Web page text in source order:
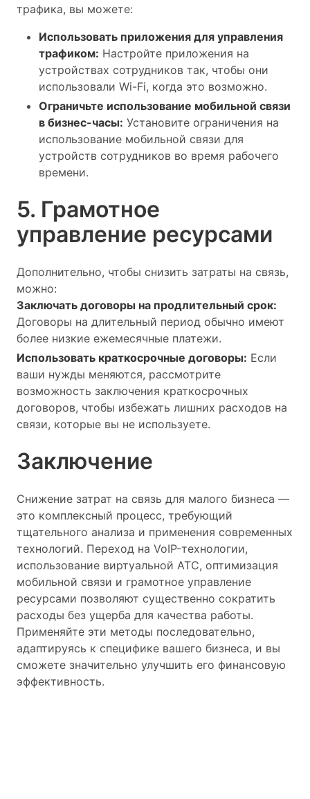
трафика, вы можете:
Использовать приложения для управления
трафиком: Настройте приложения на
устройствах сотрудников так, чтобы они
использовали Wi-Fi, когда это возможно.
Ограничьте использование мобильной связи
в бизнес-часы: Установите ограничения на
использование мобильной связи для
устройств сотрудников во время рабочего
времени.
5. Грамотное
управление ресурсами
Дополнительно, чтобы снизить затраты на связь,
можно:
Заключать договоры на продлительный срок:
Договоры на длительный период обычно имеют
более низкие ежемесячные платежи.
Использовать краткосрочные договоры: Если
ваши нужды меняются, рассмотрите
возможность заключения краткосрочных
договоров, чтобы избежать лишних расходов на
связи, которые вы не используете.
Заключение
Снижение затрат на связь для малого бизнеса —
это комплексный процесс, требующий
тщательного анализа и применения современных
технологий. Переход на VoIP-технологии,
использование виртуальной АТС, оптимизация
мобильной связи и грамотное управление
ресурсами позволяют существенно сократить
расходы без ущерба для качества работы.
Применяйте эти методы последовательно,
адаптируясь к специфике вашего бизнеса, и вы
сможете значительно улучшить его финансовую
эффективность.